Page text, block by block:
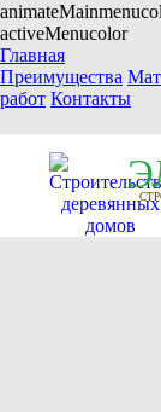
activeMenucolor
Главная
Преимущества
работ Контакты
Э